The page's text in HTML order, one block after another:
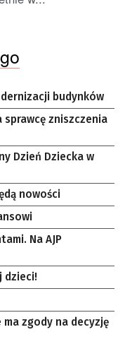
budynków
zniszczenia
Dzień Dziecka w
nowości
Na AJP
dzieci!
ma zgody na decyzję